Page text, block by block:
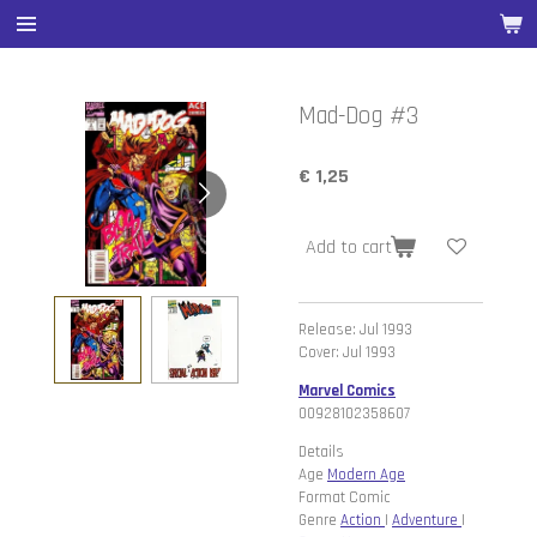
Ga
direct
hoofdinhoud
Mad-Dog #3
€ 1,25
Add to cart
Release: Jul 1993
Cover: Jul 1993
Marvel Comics
00928102358607
Details
Age Modern Age
Format Comic
Genre Action | Adventure |